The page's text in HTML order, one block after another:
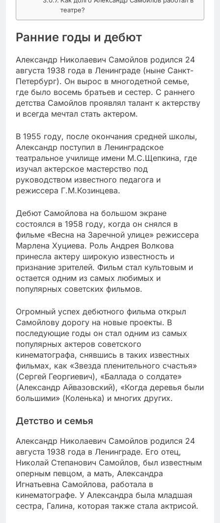
театре?
Ранние годы и дебют
Александр Николаевич Самойлов родился 24
августа 1938 года в Ленинграде (ныне Санкт-
Петербург). Он вырос в многодетной семье,
где было восемь братьев и сестер. С раннего
детства Самойлов проявлял талант к актерству
и всегда мечтал стать актером.
В 1955 году, после окончания средней школы,
Александр поступил в Ленинградское
театральное училище имени М.С.Щепкина, где
изучал актерское мастерство под
руководством известного педагога и
режиссера Г.М.Козинцева.
Дебют Самойлова на большом экране
состоялся в 1958 году, когда он снялся в
фильме «Весна на Заречной улице» режиссера
Марлена Хуциева. Роль Андрея Волкова
принесла актеру широкую известность и
признание зрителей. Фильм стал культовым и
остается одним из самых любимых и
популярных советских фильмов.
Огромный успех дебютного фильма открыл
Самойлову дорогу на новые проекты. В
последующие годы он стал одним из самых
популярных актеров советского
кинематографа, снявшись в таких известных
фильмах, как «Звезда пленительного счастья»
(Сергей Георгиевич), «Баллада о солдате»
(Александр Айвазовский), «Когда деревья были
большими» (Коленька) и многих других.
Детство и семья
Александр Николаевич Самойлов родился 24
августа 1938 года в Ленинграде. Его отец,
Николай Степанович Самойлов, был известным
оперным певцом, а мать, Александра
Игнатьевна Самойлова, работала в
кинематографе. У Александра была младшая
сестра, Галина, которая также стала актрисой.